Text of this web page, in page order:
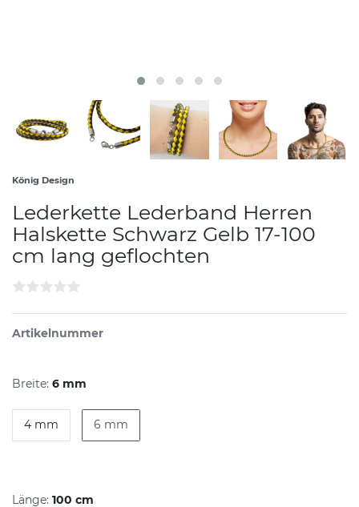
König Design
Lederkette Lederband Herren
Halskette Schwarz Gelb 17-100
cm lang geflochten
Artikelnummer
Breite: 6 mm
4 mm 6 mm
Länge: 100 cm